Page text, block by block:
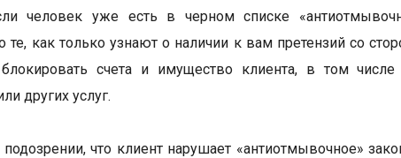
человек уже есть в черном списке
те, как только узнают о наличии к вам претензий со
счета и имущество клиента, в том
других услуг.
подозрении, что клиент нарушает «антиотмывочное»